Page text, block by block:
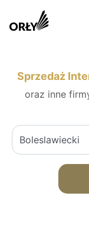
Sprzedaż
oraz inne